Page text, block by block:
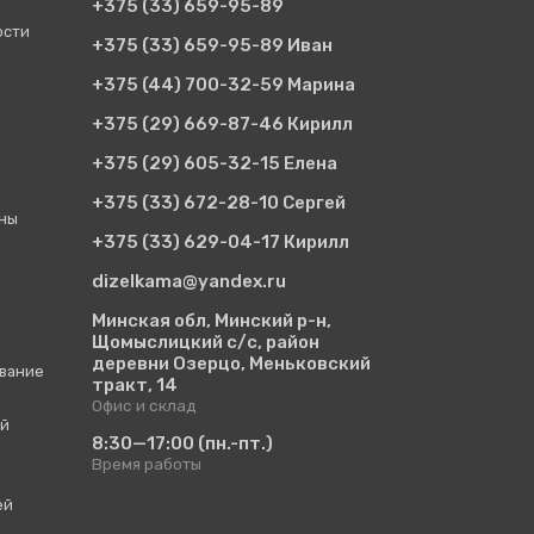
+375 (33) 659-95-89
+375 (33) 659-95-89 Иван
+375 (44) 700-32-59 Марина
+375 (29) 669-87-46 Кирилл
+375 (29) 605-32-15 Елена
+375 (33) 672-28-10 Сергей
+375 (33) 629-04-17 Кирилл
dizelkama@yandex.ru
Минская обл, Минский р-н,
Щомыслицкий с/с, район
деревни Озерцо, Меньковский
тракт, 14
Офис и склад
8:30—17:00 (пн.-пт.)
Время работы